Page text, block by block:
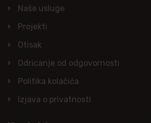
Naše usluge
Projekti
Otisak
Odricanje od odgovornosti
Politika kolačića
Izjava o privatnosti